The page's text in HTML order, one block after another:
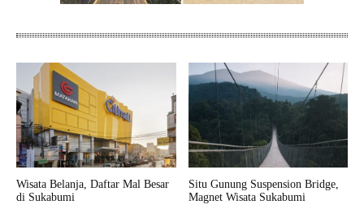
Wisata Belanja, Daftar Mal Besar
di Sukabumi
Situ Gunung Suspension Bridge,
Magnet Wisata Sukabumi